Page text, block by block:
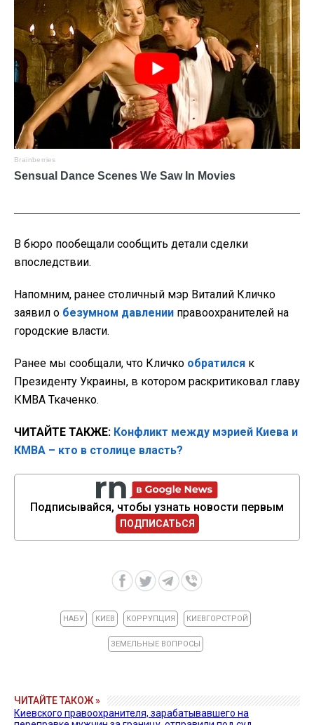
В бюро пообещали сообщить детали сделки
впоследствии.
Напомним, ранее столичный мэр Виталий Кличко
заявил о безумном давлении правоохранителей на
городские власти.
Ранее мы сообщали, что Кличко обратился к
Президенту Украины, в котором раскритиковал главу
КМВА Ткаченко.
ЧИТАЙТЕ ТАКЖЕ: Конфликт между мэрией Киева и
КМВА – кто в столице власть?
Подписывайся, чтобы узнать новости первым
ПОДПИСАТЬСЯ
НАБУ КИЕВ КОРРУПЦИЯ КИЕВГОРСТРОЙ
ЗЕМЕЛЬНЫЕ ВОПРОСЫ
ЧИТАЙТЕ ТАКОЖ »
Киевского правоохранителя, зарабатывавшего на